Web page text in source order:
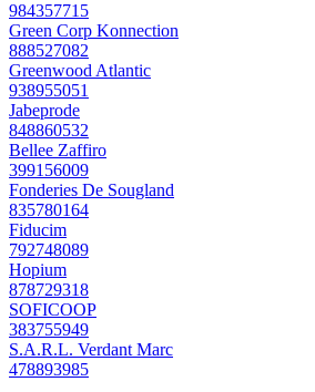
984357715
Green Corp Konnection
888527082
Greenwood Atlantic
938955051
Jabeprode
848860532
Bellee Zaffiro
399156009
Fonderies De Sougland
835780164
Fiducim
792748089
Hopium
878729318
SOFICOOP
383755949
S.A.R.L. Verdant Marc
478893985